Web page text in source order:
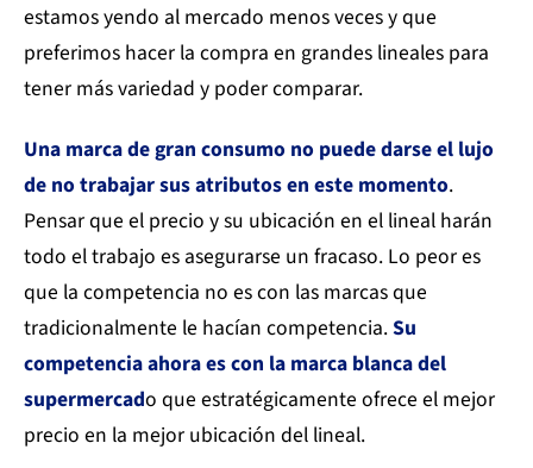
estamos yendo al mercado menos veces y que
preferimos hacer la compra en grandes lineales para
tener más variedad y poder comparar.
Una marca de gran consumo no puede darse el lujo
de no trabajar sus atributos en este momento.
Pensar que el precio y su ubicación en el lineal harán
todo el trabajo es asegurarse un fracaso. Lo peor es
que la competencia no es con las marcas que
tradicionalmente le hacían competencia.Su
competencia ahora es con la marca blanca del
supermercado que estratégicamente ofrece el mejor
precio en la mejor ubicación del lineal.